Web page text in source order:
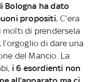
Bologna ha dato
propositi.C’era
molti di prendersela
di dare una
del Mancio. La
i 6 esordienti non